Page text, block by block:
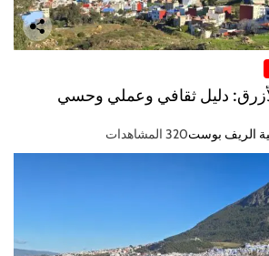
دليل ثقافي وعملي وحسي
الريف بوست320 المشاهدات